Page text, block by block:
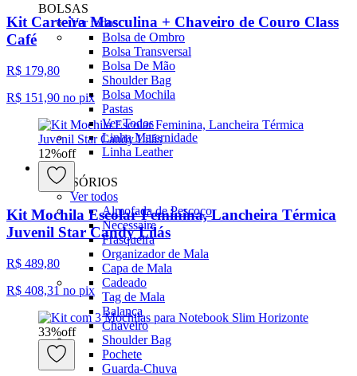
BOLSAS
Ver todos
Bolsa de Ombro
Bolsa Transversal
Bolsa De Mão
Shoulder Bag
Bolsa Mochila
Pastas
Ver Todos
Linha Maternidade
Linha Leather
ACESSÓRIOS
Ver todos
Almofada de Pescoço
Necessaire
Frasqueira
Organizador de Mala
Capa de Mala
Cadeado
Tag de Mala
Balança
Chaveiro
Shoulder Bag
Pochete
Guarda-Chuva
Kit Carteira Masculina + Chaveiro de Couro Class
Café
R$ 179,80
R$ 151,90 no pix
12%off
Kit Mochila Escolar Feminina, Lancheira Térmica
Juvenil Star Candy Lilás
R$ 489,80
R$ 408,31 no pix
33%off